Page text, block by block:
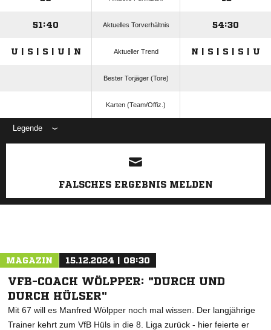
51:40 Aktuelles Torverhältnis 54:30
U | S | S | U | N Aktueller Trend N | S | S | S | U
Bester Torjäger (Tore)
Karten (Team/Offiz.)
Legende
ANZEIGE
FALSCHES ERGEBNIS MELDEN
MAGAZIN 15.12.2024 | 08:30
VFB-COACH WÖLPPER: "DURCH UND
DURCH HÜLSER"
Mit 67 will es Manfred Wölpper noch mal wissen. Der langjährige
Trainer kehrt zum VfB Hüls in die 8. Liga zurück - hier feierte er